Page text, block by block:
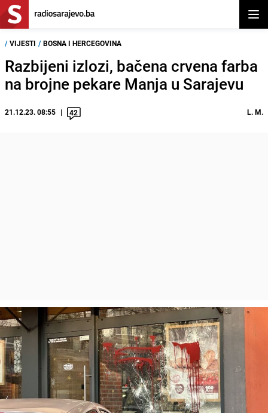
/ VIJESTI / BOSNA I HERCEGOVINA
Razbijeni izlozi, bačena crvena farba
na brojne pekare Manja u Sarajevu
21.12.23. 08:55 42 L. M.